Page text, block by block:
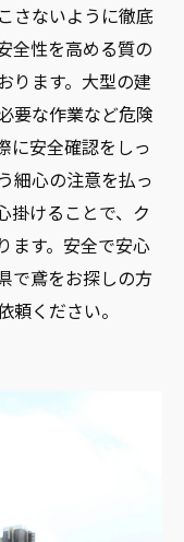
さないように徹底
全性を高める質の
ります。大型の建
要な作業など危険
に安全確認をしっ
細心の注意を払っ
掛けることで、ク
ます。安全で安心
で鳶をお探しの方
ください。